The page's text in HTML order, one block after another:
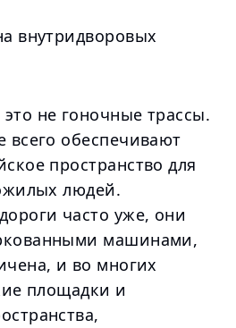
внутридворовых
не гоночные трассы.
обеспечивают
пространство для
людей.
часто уже, они
машинами,
и во многих
площадки и